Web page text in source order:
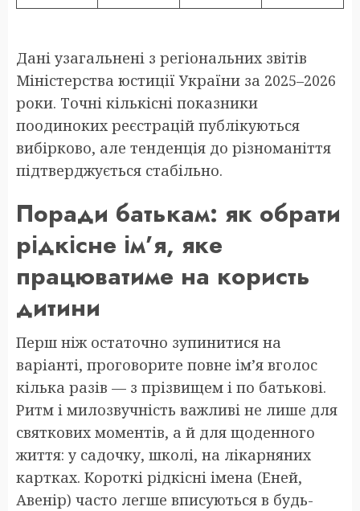
Дані узагальнені з регіональних звітів
Міністерства юстиції України за 2025–2026
роки. Точні кількісні показники
поодиноких реєстрацій публікуються
вибірково, але тенденція до різноманіття
підтверджується стабільно.
Поради батькам: як обрати
рідкісне ім’я, яке
працюватиме на користь
дитини
Перш ніж остаточно зупинитися на
варіанті, проговорите повне ім’я вголос
кілька разів — з прізвищем і по батькові.
Ритм і милозвучність важливі не лише для
святкових моментів, а й для щоденного
життя: у садочку, школі, на лікарняних
картках. Короткі рідкісні імена (Еней,
Авенір) часто легше вписуються в будь-